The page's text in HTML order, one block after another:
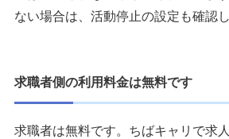
ない場合は、活動停止の設定も確認
求職者側の利用料金は無料です
求職者は無料です。ちばキャリで求